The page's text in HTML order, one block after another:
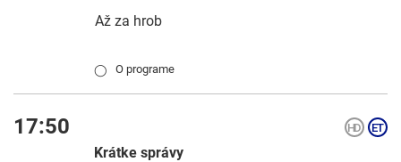
Až za hrob
◯ O programe
17:50
Krátke správy